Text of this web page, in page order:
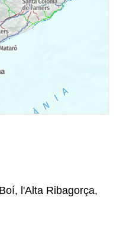
l'Alta Ribagorça,